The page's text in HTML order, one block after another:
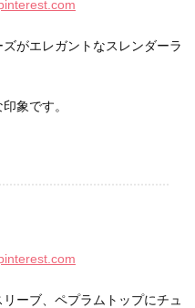
がエレガントなスレンダーラ
象です。
ーブ、ペプラムトップにチュ